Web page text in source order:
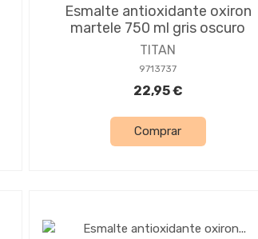
Esmalte antioxidante oxiron
martele 750 ml gris oscuro
TITAN
9713737
22,95 €
Comprar